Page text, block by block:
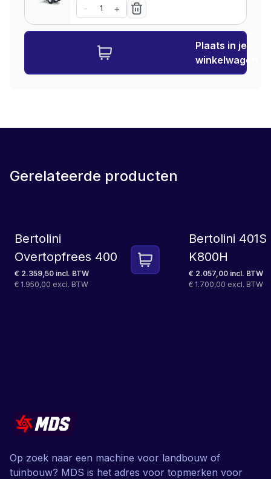
- +
Plaats in je
winkelwagen
Gerelateerde producten
Bertolini
Overtopfrees 400
€ 2.359,50 incl. BTW
€ 1.950,00 excl. BTW
Bertolini 401S
K800H
€ 2.057,00 incl. BTW
€ 1.700,00 excl. BTW
Op zoek naar een machine voor landbouw of
tuinbouw? MDS is het adres voor topmerken voor